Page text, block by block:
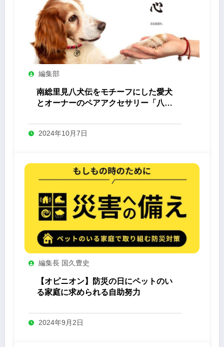
編集部
南総里見八犬伝をモチーフにした愛犬
とオーナーのペアアクセサリー「八心
2024年10月7日
編集長 国久豊史
【オピニオン】防災の日にペットのい
る家庭に求められる自助努力
2024年9月2日